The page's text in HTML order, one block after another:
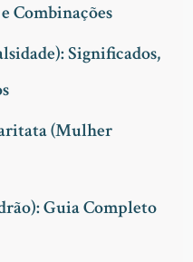
Combinações
Significados,
(Mulher
Guia Completo